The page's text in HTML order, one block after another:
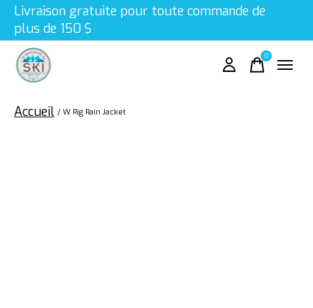
Livraison gratuite pour toute commande de
plus de 150 $
0items
Accueil / W Rig Rain Jacket